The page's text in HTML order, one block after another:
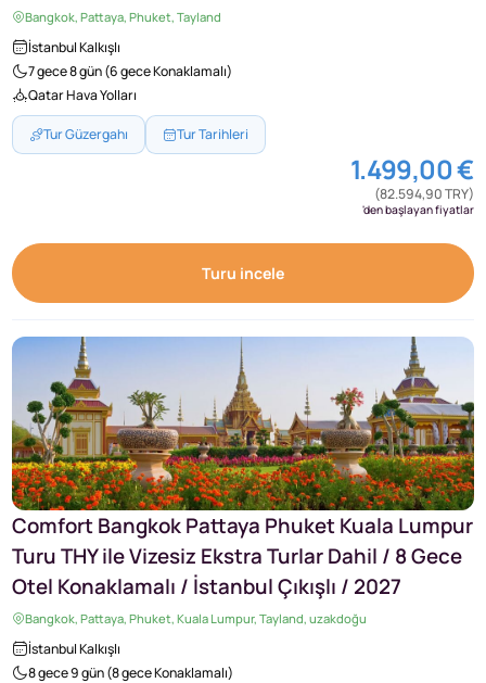
Bangkok, Pattaya, Phuket, Tayland
İstanbul Kalkışlı
7 gece 8 gün (6 gece Konaklamalı)
Qatar Hava Yolları
Tur Güzergahı Tur Tarihleri
1.499,00 €
(82.594,90 TRY)
'den başlayan fiyatlar
Turu incele
Comfort Bangkok Pattaya Phuket Kuala Lumpur
Turu THY ile Vizesiz Ekstra Turlar Dahil / 8 Gece
Otel Konaklamalı / İstanbul Çıkışlı / 2027
Bangkok, Pattaya, Phuket, Kuala Lumpur, Tayland, uzakdoğu
İstanbul Kalkışlı
8 gece 9 gün (8 gece Konaklamalı)